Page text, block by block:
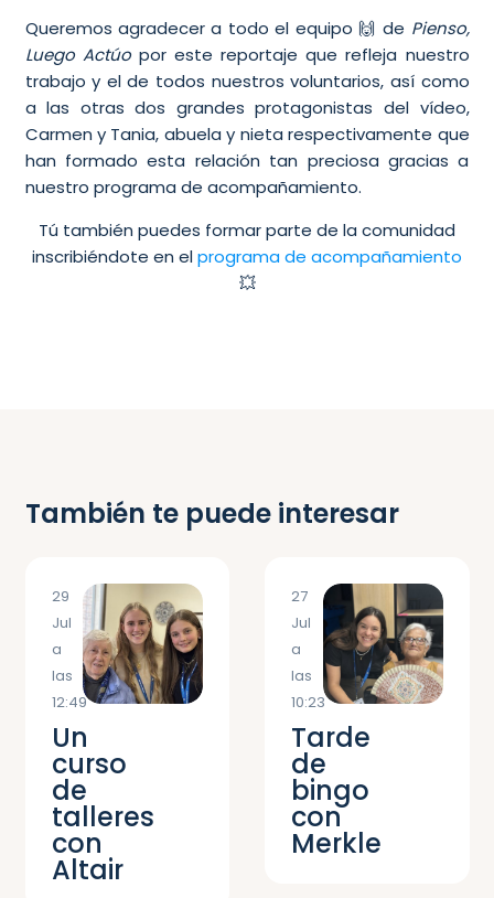
Queremos agradecer a todo el equipo 🙌 de Pienso,
Luego Actúopor este reportaje que refleja nuestro
trabajo y el de todos nuestros voluntarios, así como
a las otras dos grandes protagonistas del vídeo,
Carmen y Tania, abuela y nieta respectivamente que
han formado esta relación tan preciosa gracias a
nuestro programa de acompañamiento.
Tú también puedes formar parte de la comunidad
inscribiéndote en elprograma de acompañamiento
💥
También te puede interesar
29
Jul
a
las
12:49
Un
curso
de
talleres
con
Altair
27
Jul
a
las
10:23
Tarde
de
bingo
con
Merkle